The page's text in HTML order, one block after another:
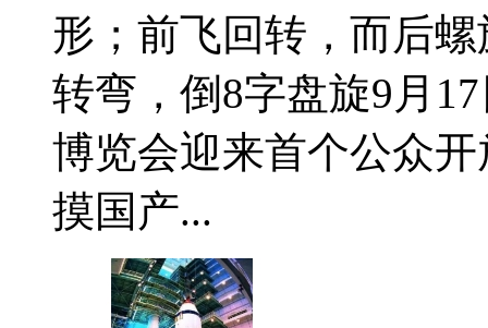
形；前飞回转，而后
转弯，倒8字盘旋9月
博览会迎来首个公众
摸国产...